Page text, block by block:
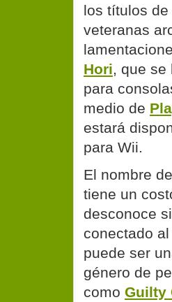
los títulos
veteranas
Hori, que se
para
medio de
estará
para Wii.
El nombre
tiene un
desconoce
conectado
puede ser
género de
como Guilty